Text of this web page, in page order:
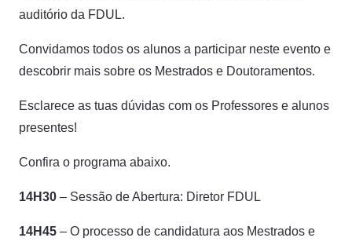
auditório da FDUL.
Convidamos todos os alunos a participar neste evento e
descobrir mais sobre os Mestrados e Doutoramentos.
Esclarece as tuas dúvidas com os Professores e alunos
presentes!
Confira o programa abaixo.
14H30 – Sessão de Abertura: Diretor FDUL
14H45 – O processo de candidatura aos Mestrados e